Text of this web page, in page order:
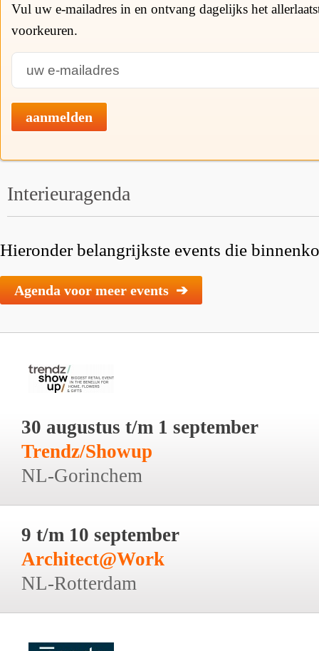
Vul uw e-mailadres in en ontvang dagelijks het
voorkeuren.
aanmelden
Interieuragenda
Hieronder belangrijkste events die
Agenda voor meer events ➔
30 augustus t/m 1 september
Trendz/Showup
NL-Gorinchem
9 t/m 10 september
Architect@Work
NL-Rotterdam